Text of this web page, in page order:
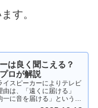
す。
は良く聞こえる？
ロが解説
イスピーカーによりテレビ
は、「遠くに届ける」
一に音を届ける」という3
他のテレビスピーカーとは